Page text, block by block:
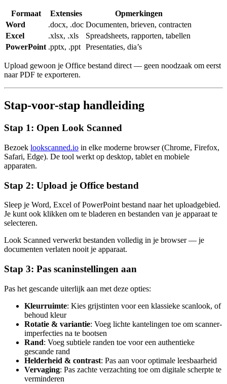
Formaat Extensies
Opmerkingen
Word
.docx, .doc Documenten, brieven, contracten
Excel
.xlsx, .xls
Spreadsheets, rapporten, tabellen
PowerPoint .pptx, .ppt Presentaties, dia’s
Upload gewoon je Office bestand direct — geen noodzaak om eerst
naar PDF te exporteren.
Stap-voor-stap handleiding
Stap 1: Open Look Scanned
Bezoek lookscanned.io in elke moderne browser (Chrome, Firefox,
Safari, Edge). De tool werkt op desktop, tablet en mobiele
apparaten.
Stap 2: Upload je Office bestand
Sleep je Word, Excel of PowerPoint bestand naar het uploadgebied.
Je kunt ook klikken om te bladeren en bestanden van je apparaat te
selecteren.
Look Scanned verwerkt bestanden volledig in je browser — je
documenten verlaten nooit je apparaat.
Stap 3: Pas scaninstellingen aan
Pas het gescande uiterlijk aan met deze opties:
Kleurruimte: Kies grijstinten voor een klassieke scanlook, of
behoud kleur
Rotatie & variantie: Voeg lichte kantelingen toe om scanner-
imperfecties na te bootsen
Rand: Voeg subtiele randen toe voor een authentieke
gescande rand
Helderheid & contrast: Pas aan voor optimale leesbaarheid
Vervaging: Pas zachte verzachting toe om digitale scherpte te
verminderen